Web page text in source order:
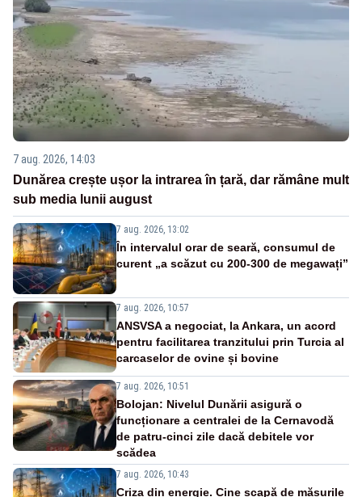
7 aug. 2026, 14:03
Dunărea crește ușor la intrarea în țară, dar rămâne mult
sub media lunii august
7 aug. 2026, 13:02
În intervalul orar de seară, consumul de
curent „a scăzut cu 200-300 de megawați”
7 aug. 2026, 10:57
ANSVSA a negociat, la Ankara, un acord
pentru facilitarea tranzitului prin Turcia al
carcaselor de ovine și bovine
7 aug. 2026, 10:51
Bolojan: Nivelul Dunării asigură o
funcționare a centralei de la Cernavodă
de patru-cinci zile dacă debitele vor
scădea
7 aug. 2026, 10:43
Criza din energie. Cine scapă de măsurile